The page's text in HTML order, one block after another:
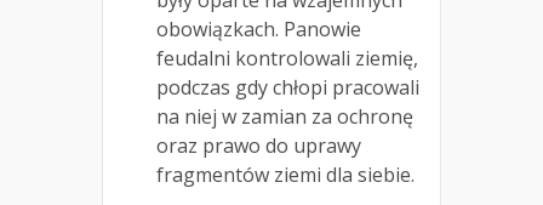
obowiązkach. Panowie
feudalni kontrolowali ziemię,
podczas gdy chłopi pracowali
na niej w zamian za ochronę
oraz prawo do uprawy
fragmentów ziemi dla siebie.